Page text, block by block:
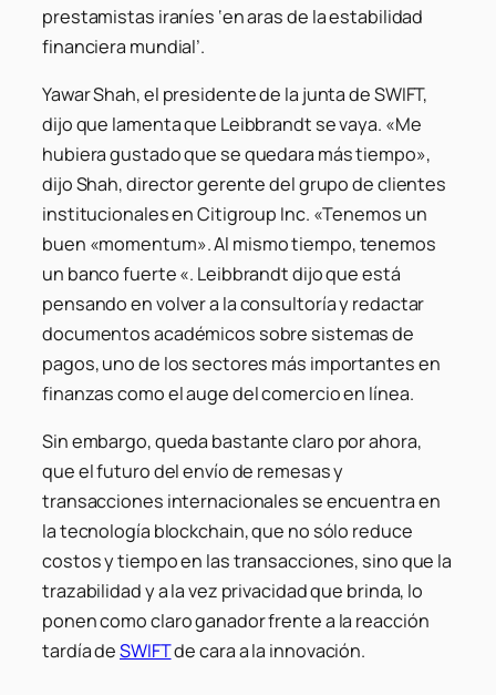
prestamistas iraníes ‘en aras de la estabilidad
financiera mundial’.
Yawar Shah, el presidente de la junta de SWIFT,
dijo que lamenta que Leibbrandt se vaya. «Me
hubiera gustado que se quedara más tiempo»,
dijo Shah, director gerente del grupo de clientes
institucionales en Citigroup Inc. «Tenemos un
buen «momentum». Al mismo tiempo, tenemos
un banco fuerte «. Leibbrandt dijo que está
pensando en volver a la consultoría y redactar
documentos académicos sobre sistemas de
pagos, uno de los sectores más importantes en
finanzas como el auge del comercio en línea.
Sin embargo, queda bastante claro por ahora,
que el futuro del envío de remesas y
transacciones internacionales se encuentra en
la tecnología blockchain, que no sólo reduce
costos y tiempo en las transacciones, sino que la
trazabilidad y a la vez privacidad que brinda, lo
ponen como claro ganador frente a la reacción
tardía deSWIFTde cara a la innovación.